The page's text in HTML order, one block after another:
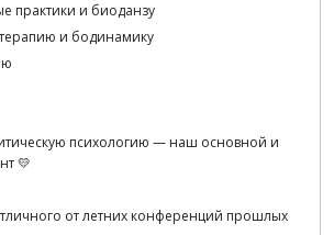
практики и биоданзу
и бодинамику
психологию — наш основной и
💛
от летних конференций прошлых